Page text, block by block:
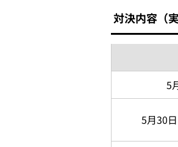
対決内容（
5
5月30